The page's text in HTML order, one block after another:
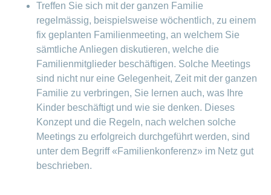
Treffen Sie sich mit der ganzen Familie
regelmässig, beispielsweise wöchentlich, zu einem
fix geplanten Familienmeeting, an welchem Sie
sämtliche Anliegen diskutieren, welche die
Familienmitglieder beschäftigen. Solche Meetings
sind nicht nur eine Gelegenheit, Zeit mit der ganzen
Familie zu verbringen, Sie lernen auch, was Ihre
Kinder beschäftigt und wie sie denken. Dieses
Konzept und die Regeln, nach welchen solche
Meetings zu erfolgreich durchgeführt werden, sind
unter dem Begriff «Familienkonferenz» im Netz gut
beschrieben.